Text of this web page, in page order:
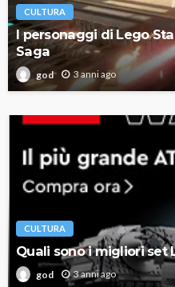
CULTURA
I personaggi di Lego
Saga
god 3 anni ago
CULTURA
Quali sono i migliori set
god 3 anni ago